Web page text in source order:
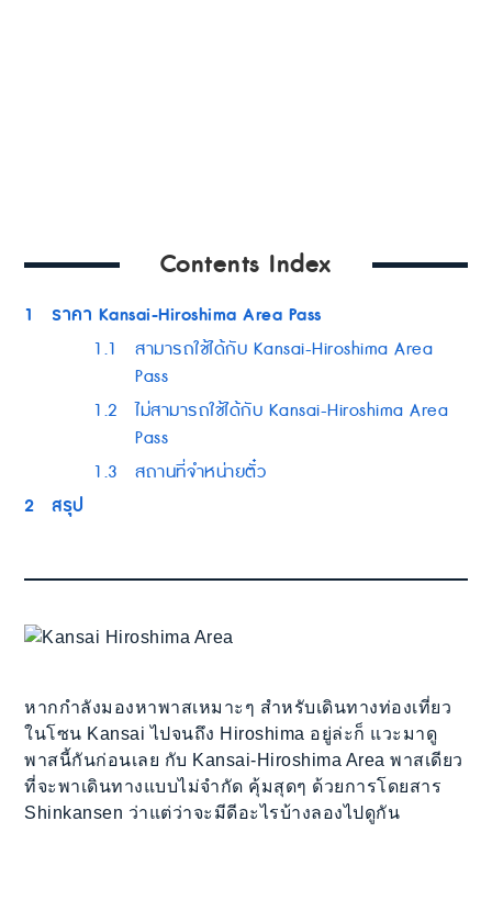
Contents Index
1 ราคา Kansai-Hiroshima Area Pass
1.1
สามารถใช้ได้กับ Kansai-Hiroshima Area
Pass
1.2
ไม่สามารถใช้ได้กับ Kansai-Hiroshima Area
Pass
1.3
สถานที่จำหน่ายตั๋ว
2 สรุป
หากกำลังมองหาพาสเหมาะๆ สำหรับเดินทางท่องเที่ยว
ในโซน Kansai ไปจนถึง Hiroshima อยู่ล่ะก็ แวะมาดู
พาสนี้กันก่อนเลย กับ Kansai-Hiroshima Area พาสเดียว
ที่จะพาเดินทางแบบไม่จำกัด คุ้มสุดๆ ด้วยการโดยสาร
Shinkansen ว่าแต่ว่าจะมีดีอะไรบ้างลองไปดูกัน